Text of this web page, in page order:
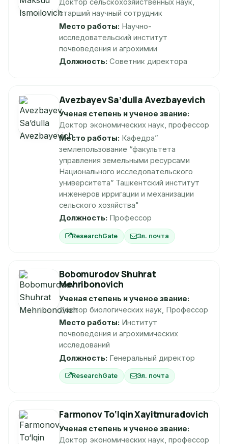
Доктор сельскохозяйственных наук,
старший научный сотрудник
Место работы: Научно-
исследовательский институт
почвоведения и агрохимии
Должность: Советник директора
Avezbayev Saʼdulla Avezbayevich
Ученая степень и ученое звание:
Доктор экономических наук, профессор
Место работы: Кафедра”
землепользование “факультета
управления земельными ресурсами
Национального исследовательского
университета” Ташкентский институт
инженеров ирригации и механизации
сельского хозяйства"
Должность: Профессор
ResearchGate Эл. почта
Bobomurodov Shuhrat
Mehribonovich
Ученая степень и ученое звание:
Доктор биологических наук, Профессор
Место работы: Институт
почвоведения и агрохимических
исследований
Должность: Генеральный директор
ResearchGate Эл. почта
Farmonov To‘lqin Xayitmuradovich
Ученая степень и ученое звание:
Доктор экономических наук, профессор